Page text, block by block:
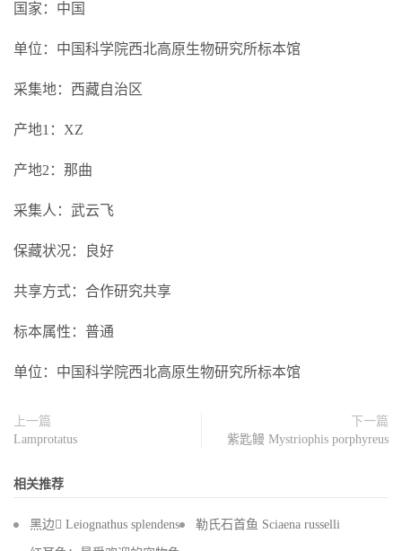
国家：中国
单位：中国科学院西北高原生物研究所标本馆
采集地：西藏自治区
产地1：XZ
产地2：那曲
采集人：武云飞
保藏状况：良好
共享方式：合作研究共享
标本属性：普通
单位：中国科学院西北高原生物研究所标本馆
上一篇
Lamprotatus
下一篇
紫匙鳗 Mystriophis porphyreus
相关推荐
黑边 Leiognathus splendens 勒氏石首鱼 Sciaena russelli